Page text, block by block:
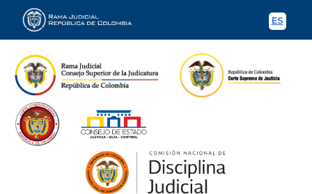
ES
Rama Judicial